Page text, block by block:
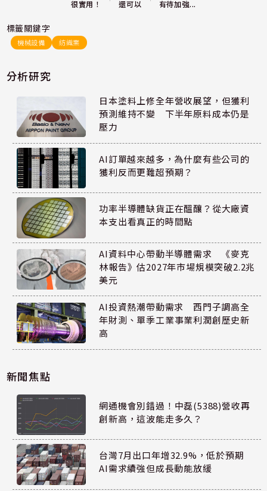
很實用！ 還可以 有待加強...
標籤關鍵字
機械設備 紡織業
分析研究
日本塗料上修全年營收展望，但獲利
預測維持不變 下半年原料成本仍是
壓力
AI訂單越來越多，為什麼有些公司的
獲利反而更難超預期？
功率半導體缺貨正在醞釀？從大廠資
本支出看真正的時間點
AI資料中心帶動半導體需求 《麥克
林報告》估2027年市場規模突破2.2兆
美元
AI投資熱潮帶動需求 西門子調高全
年財測、單季工業事業利潤創歷史新
高
新聞焦點
網通機會別錯過！中磊(5388)營收再
創新高，這波能走多久？
台灣7月出口年增32.9%，低於預期
AI需求續強但成長動能放緩